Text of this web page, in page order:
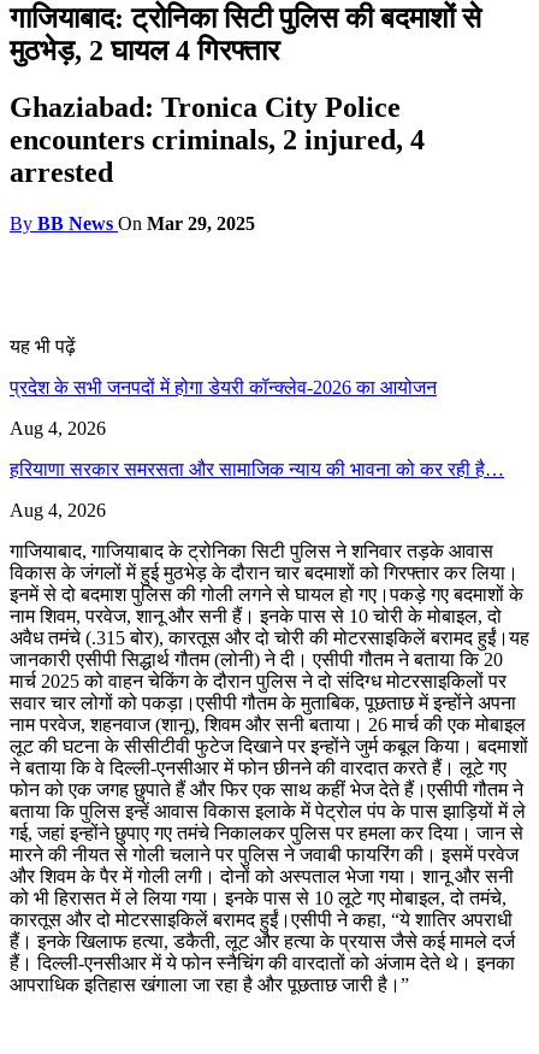
गाजियाबाद: ट्रोनिका सिटी पुलिस की बदमाशों से
मुठभेड़, 2 घायल 4 गिरफ्तार
Ghaziabad: Tronica City Police
encounters criminals, 2 injured, 4
arrested
By BB News On Mar 29, 2025
यह भी पढ़ें
प्रदेश के सभी जनपदों में होगा डेयरी कॉन्क्लेव-2026 का आयोजन
Aug 4, 2026
हरियाणा सरकार समरसता और सामाजिक न्याय की भावना को कर रही है…
Aug 4, 2026
गाजियाबाद, गाजियाबाद के ट्रोनिका सिटी पुलिस ने शनिवार तड़के आवास
विकास के जंगलों में हुई मुठभेड़ के दौरान चार बदमाशों को गिरफ्तार कर लिया।
इनमें से दो बदमाश पुलिस की गोली लगने से घायल हो गए।पकड़े गए बदमाशों के
नाम शिवम, परवेज, शानू और सनी हैं। इनके पास से 10 चोरी के मोबाइल, दो
अवैध तमंचे (.315 बोर), कारतूस और दो चोरी की मोटरसाइकिलें बरामद हुईं।यह
जानकारी एसीपी सिद्धार्थ गौतम (लोनी) ने दी। एसीपी गौतम ने बताया कि 20
मार्च 2025 को वाहन चेकिंग के दौरान पुलिस ने दो संदिग्ध मोटरसाइकिलों पर
सवार चार लोगों को पकड़ा।एसीपी गौतम के मुताबिक, पूछताछ में इन्होंने अपना
नाम परवेज, शहनवाज (शानू), शिवम और सनी बताया। 26 मार्च की एक मोबाइल
लूट की घटना के सीसीटीवी फुटेज दिखाने पर इन्होंने जुर्म कबूल किया। बदमाशों
ने बताया कि वे दिल्ली-एनसीआर में फोन छीनने की वारदात करते हैं। लूटे गए
फोन को एक जगह छुपाते हैं और फिर एक साथ कहीं भेज देते हैं।एसीपी गौतम ने
बताया कि पुलिस इन्हें आवास विकास इलाके में पेट्रोल पंप के पास झाड़ियों में ले
गई, जहां इन्होंने छुपाए गए तमंचे निकालकर पुलिस पर हमला कर दिया। जान से
मारने की नीयत से गोली चलाने पर पुलिस ने जवाबी फायरिंग की। इसमें परवेज
और शिवम के पैर में गोली लगी। दोनों को अस्पताल भेजा गया। शानू और सनी
को भी हिरासत में ले लिया गया। इनके पास से 10 लूटे गए मोबाइल, दो तमंचे,
कारतूस और दो मोटरसाइकिलें बरामद हुईं।एसीपी ने कहा, “ये शातिर अपराधी
हैं। इनके खिलाफ हत्या, डकैती, लूट और हत्या के प्रयास जैसे कई मामले दर्ज
हैं। दिल्ली-एनसीआर में ये फोन स्नैचिंग की वारदातों को अंजाम देते थे। इनका
आपराधिक इतिहास खंगाला जा रहा है और पूछताछ जारी है।”